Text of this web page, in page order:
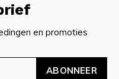
en promoties
ABONNEER